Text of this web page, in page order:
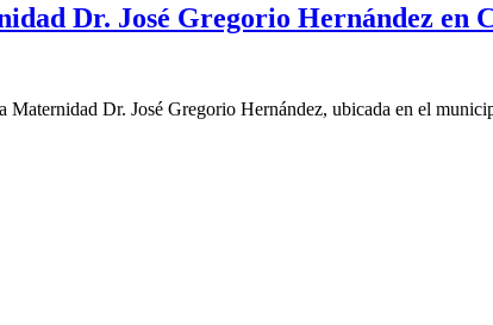
Dr. José Gregorio Hernández en
Dr. José Gregorio Hernández, ubicada en el